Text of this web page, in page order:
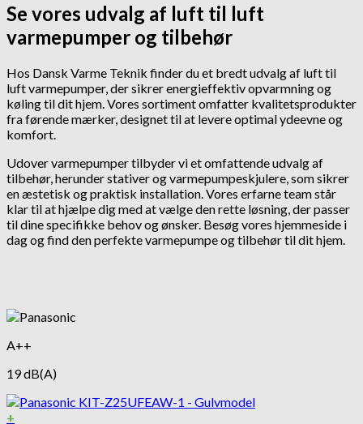
Se vores udvalg af luft til luft
varmepumper og tilbehør
Hos Dansk Varme Teknik finder du et bredt udvalg af luft til
luft varmepumper, der sikrer energieffektiv opvarmning og
køling til dit hjem. Vores sortiment omfatter kvalitetsprodukter
fra førende mærker, designet til at levere optimal ydeevne og
komfort.
Udover varmepumper tilbyder vi et omfattende udvalg af
tilbehør, herunder stativer og varmepumpeskjulere, som sikrer
en æstetisk og praktisk installation. Vores erfarne team står
klar til at hjælpe dig med at vælge den rette løsning, der passer
til dine specifikke behov og ønsker. Besøg vores hjemmeside i
dag og find den perfekte varmepumpe og tilbehør til dit hjem.
A++
19 dB(A)
+